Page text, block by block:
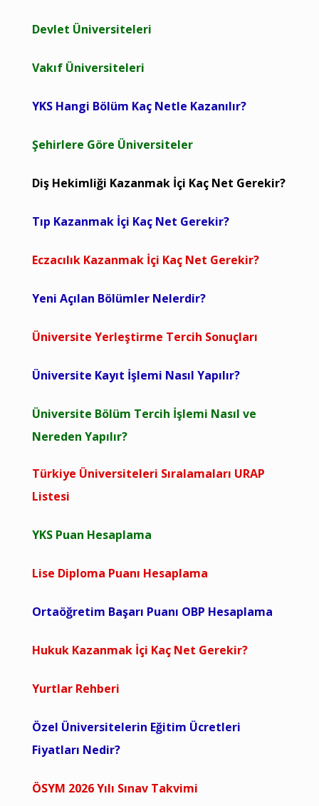
Devlet Üniversiteleri
Vakıf Üniversiteleri
YKS Hangi Bölüm Kaç Netle Kazanılır?
Şehirlere Göre Üniversiteler
Diş Hekimliği Kazanmak İçi Kaç Net Gerekir?
Tıp Kazanmak İçi Kaç Net Gerekir?
Eczacılık Kazanmak İçi Kaç Net Gerekir?
Yeni Açılan Bölümler Nelerdir?
Üniversite Yerleştirme Tercih Sonuçları
Üniversite Kayıt İşlemi Nasıl Yapılır?
Üniversite Bölüm Tercih İşlemi Nasıl ve
Nereden Yapılır?
Türkiye Üniversiteleri Sıralamaları URAP
Listesi
YKS Puan Hesaplama
Lise Diploma Puanı Hesaplama
Ortaöğretim Başarı Puanı OBP Hesaplama
Hukuk Kazanmak İçi Kaç Net Gerekir?
Yurtlar Rehberi
Özel Üniversitelerin Eğitim Ücretleri
Fiyatları Nedir?
ÖSYM 2026 Yılı Sınav Takvimi